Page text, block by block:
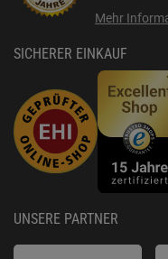
Mehr
SICHERER EINKAUF
UNSERE PARTNER